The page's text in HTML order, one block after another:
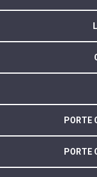
PORTE
PORTE